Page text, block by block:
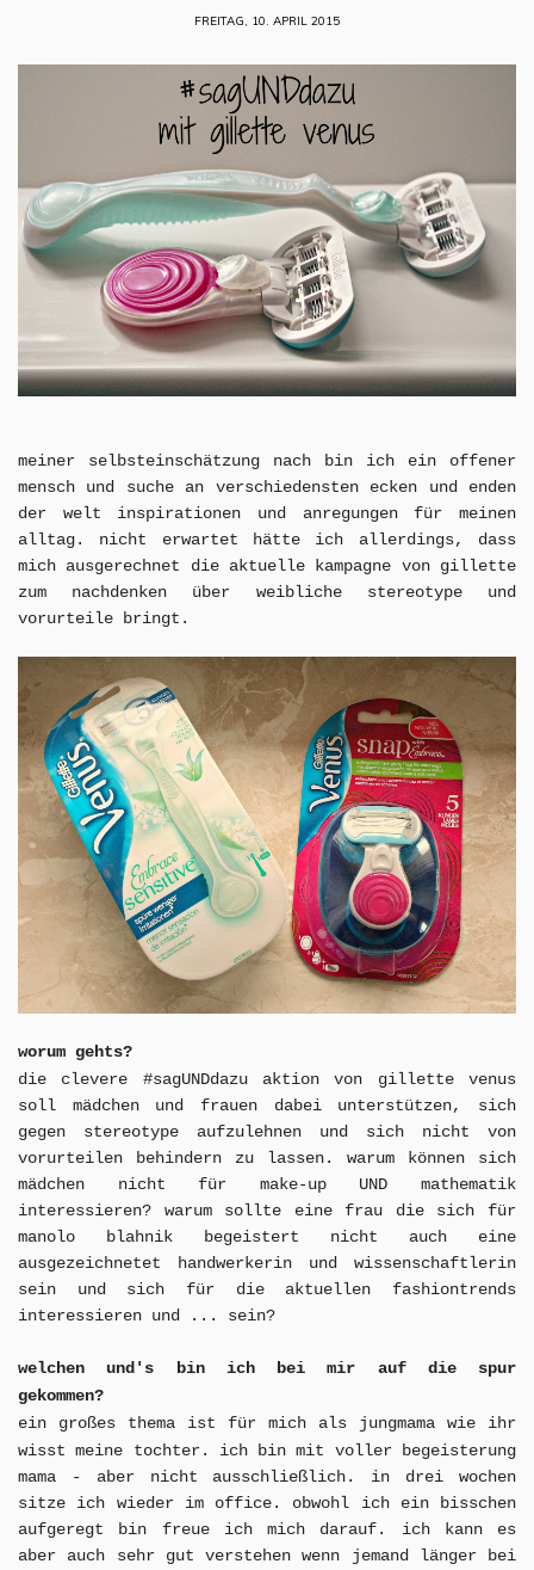
FREITAG, 10. APRIL 2015
meiner selbsteinschätzung nach bin ich ein offener
mensch und suche an verschiedensten ecken und enden
der welt inspirationen und anregungen für meinen
alltag. nicht erwartet hätte ich allerdings, dass
mich ausgerechnet die aktuelle kampagne von gillette
zum nachdenken über weibliche stereotype und
vorurteile bringt.
worum gehts?
die clevere #sagUNDdazu aktion von gillette venus
soll mädchen und frauen dabei unterstützen, sich
gegen stereotype aufzulehnen und sich nicht von
vorurteilen behindern zu lassen. warum können sich
mädchen nicht für make-up UND mathematik
interessieren? warum sollte eine frau die sich für
manolo blahnik begeistert nicht auch eine
ausgezeichnetet handwerkerin und wissenschaftlerin
sein und sich für die aktuellen fashiontrends
interessieren und ... sein?
welchen und's bin ich bei mir auf die spur
gekommen?
ein großes thema ist für mich als jungmama wie ihr
wisst meine tochter. ich bin mit voller begeisterung
mama - aber nicht ausschließlich. in drei wochen
sitze ich wieder im office. obwohl ich ein bisschen
aufgeregt bin freue ich mich darauf. ich kann es
aber auch sehr gut verstehen wenn jemand länger bei